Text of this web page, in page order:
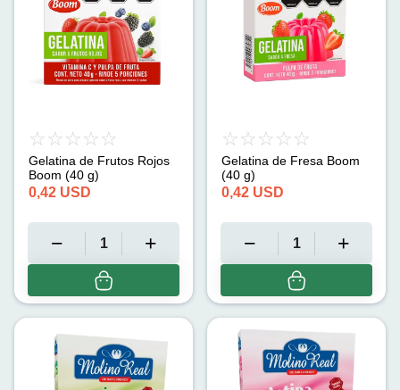
Gelatina de Frutos Rojos
Boom (40 g)
0,42 USD
Gelatina de Fresa Boom
(40 g)
0,42 USD